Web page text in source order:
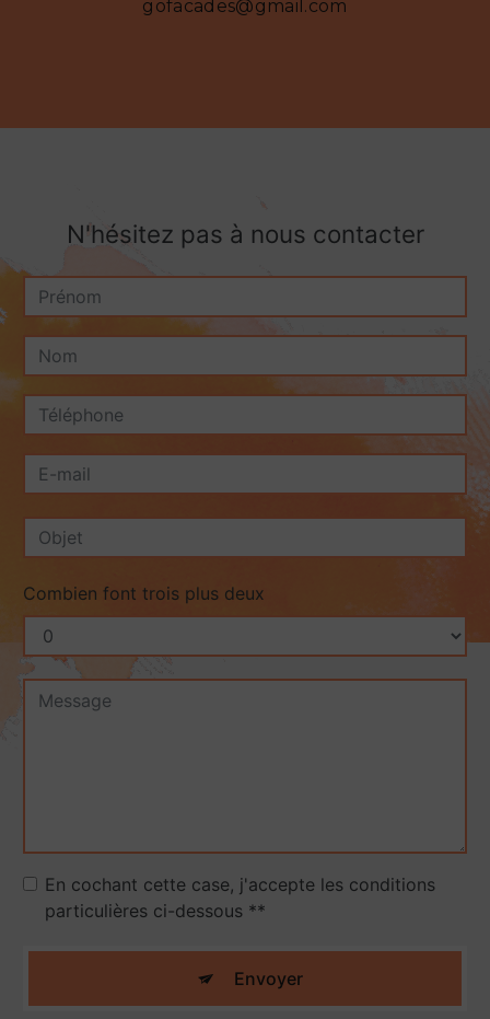
gofacades@gmail.com
N'hésitez pas à nous contacter
Combien font trois plus deux
En cochant cette case, j'accepte les conditions
particulières ci-dessous **
Envoyer